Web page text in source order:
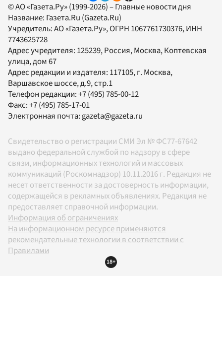
© АО «Газета.Ру» (1999-2026) – Главные новости дня
Название: Газета.Ru (Gazeta.Ru)
Учредитель:АО «Газета.Ру», ОГРН 1067761730376, ИНН
7743625728
Адрес учредителя: 125239, Россия, Москва, Коптевская
улица, дом 67
Адрес редакции и издателя: 117105, г. Москва,
Варшавское шоссе, д.9, стр.1
Телефон редакции:+7 (495) 785-00-12
Факс:+7 (495) 785-17-01
Электронная почта: gazeta@gazeta.ru
Свидетельство о регистрации СМИ Эл № ФС77-67642
выдано федеральной службой по надзору в сфере
связи, информационных технологий и массовых
коммуникаций (Роскомнадзор) 10.11.2016 г. Редакция не
несет ответственности за достоверность информации,
содержащейся в рекламных объявлениях. Редакция не
предоставляет справочной информации.
Информация об ограничениях
На информационном ресурсе применяются
рекомендательные технологии в соответствии с
Правилами
18+